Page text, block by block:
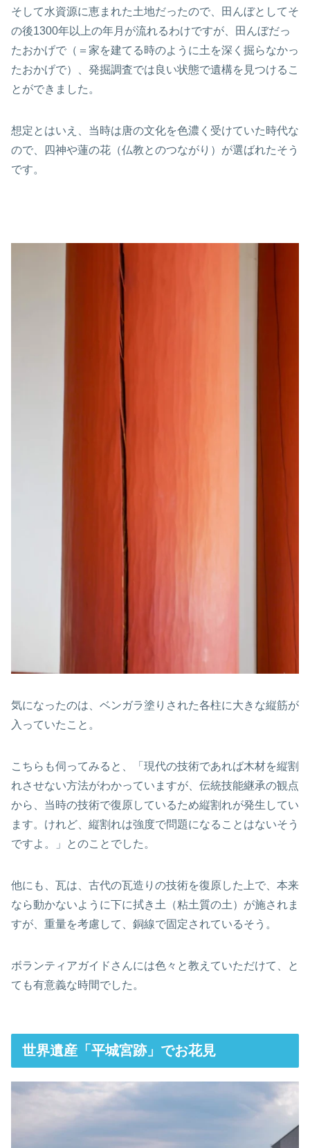
そして水資源に恵まれた土地だったので、田んぼとしてそ
の後1300年以上の年月が流れるわけですが、田んぼだっ
たおかげで（＝家を建てる時のように土を深く掘らなかっ
たおかげで）、発掘調査では良い状態で遺構を見つけるこ
とができました。
想定とはいえ、当時は唐の文化を色濃く受けていた時代な
ので、四神や蓮の花（仏教とのつながり）が選ばれたそう
です。
気になったのは、ベンガラ塗りされた各柱に大きな縦筋が
入っていたこと。
こちらも伺ってみると、「現代の技術であれば木材を縦割
れさせない方法がわかっていますが、伝統技能継承の観点
から、当時の技術で復原しているため縦割れが発生してい
ます。けれど、縦割れは強度で問題になることはないそう
ですよ。」とのことでした。
他にも、瓦は、古代の瓦造りの技術を復原した上で、本来
なら動かないように下に拭き土（粘土質の土）が施されま
すが、重量を考慮して、銅線で固定されているそう。
ボランティアガイドさんには色々と教えていただけて、と
ても有意義な時間でした。
世界遺産「平城宮跡」でお花見